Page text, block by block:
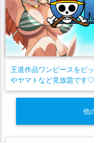
王道作品ワンピースをピ
やヤマトなど見放題です♡
他